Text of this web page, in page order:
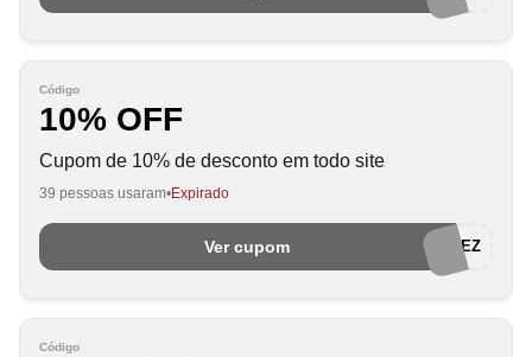
Código
10% OFF
Cupom de 10% de desconto em todo site
39 pessoas usaram Expirado
Ver cupom BEMVINDALEZ
Código